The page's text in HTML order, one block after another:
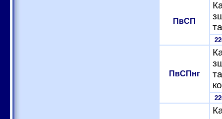
ПвСП
ПвСПнг